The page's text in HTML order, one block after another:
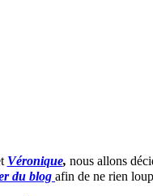
Véronique, nous allons
du blog afin de ne rien